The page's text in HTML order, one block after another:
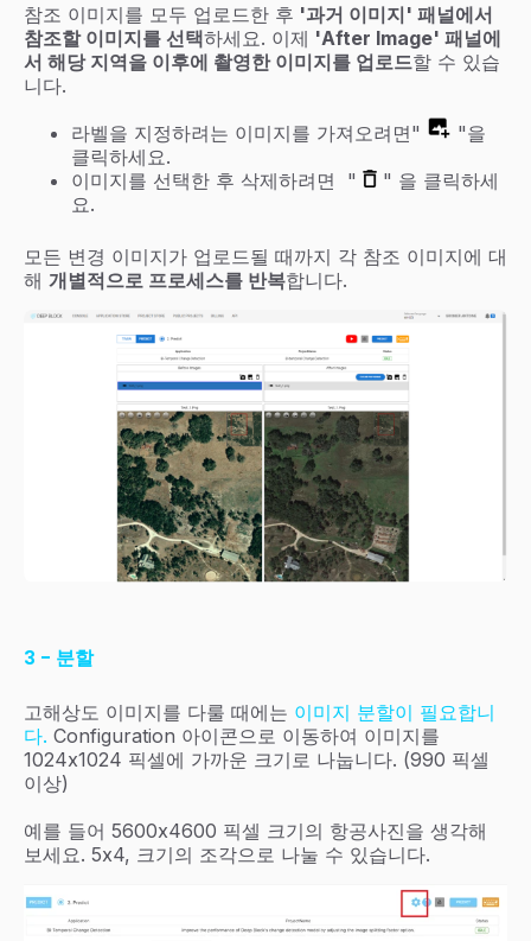
참조 이미지를 모두 업로드한 후 '과거 이미지' 패널에서
참조할 이미지를 선택하세요. 이제 'After Image' 패널에
서 해당 지역을 이후에 촬영한 이미지를 업로드할 수 있습
니다.
라벨을 지정하려는 이미지를 가져오려면"
"을
클릭하세요.
이미지를 선택한 후 삭제하려면 "
" 을 클릭하세
요.
모든 변경 이미지가 업로드될 때까지 각 참조 이미지에 대
해 개별적으로 프로세스를 반복합니다.
3 - 분할
고해상도 이미지를 다룰 때에는 이미지 분할이 필요합니
다. Configuration 아이콘으로 이동하여 이미지를
1024x1024 픽셀에 가까운 크기로 나눕니다. (990 픽셀
이상)
예를 들어 5600x4600 픽셀 크기의 항공사진을 생각해
보세요. 5x4, 크기의 조각으로 나눌 수 있습니다.